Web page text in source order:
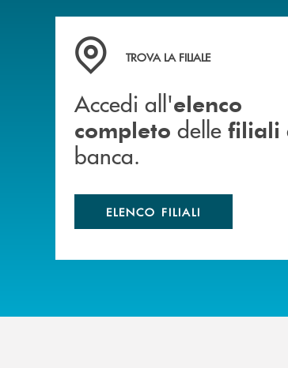
Accedi all' elenco completo delle
TROVA LA FILIALE
Accedi all'elenco
completo delle filiali
banca.
ELENCO FILIALI